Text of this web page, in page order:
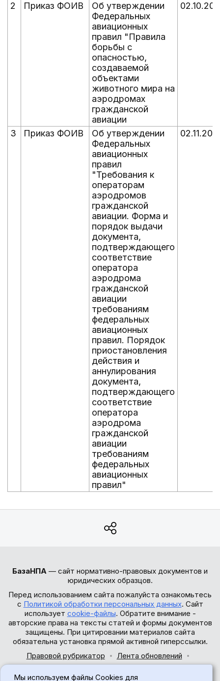
2 Приказ ФОИВ
Об утверждении
Федеральных
авиационных
правил "Правила
борьбы с
опасностью,
создаваемой
объектами
животного мира на
аэродромах
гражданской
авиации
3 Приказ ФОИВ
Об утверждении
Федеральных
авиационных
правил
"Требования к
операторам
аэродромов
гражданской
авиации. Форма и
порядок выдачи
документа,
подтверждающего
соответствие
оператора
аэродрома
гражданской
авиации
требованиям
федеральных
авиационных
правил. Порядок
приостановления
действия и
аннулирования
документа,
подтверждающего
соответствие
оператора
аэродрома
гражданской
авиации
требованиям
федеральных
авиационных
правил"
БазаНПА — сайт нормативно-правовых документов и
юридических образцов.
Перед использованием сайта пожалуйста ознакомьтесь
с Политикой обработки персональных данных. Сайт
использует cookie-файлы. Обратите внимание -
авторские права на тексты статей и формы документов
защищены. При цитировании материалов сайта
обязательна установка прямой активной гиперссылки.
Правовой рубрикатор
Лента обновлений
Мы используем файлы Cookies для